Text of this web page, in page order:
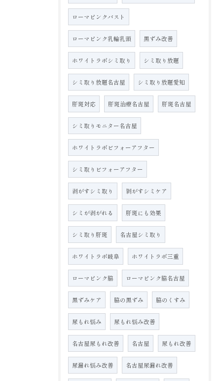
ローマピンクバスト
ローマピンク乳輪乳頭 黒ずみ改善
ホワイトラボシミ取り シミ取り放題
シミ取り放題名古屋 シミ取り放題愛知
肝斑対応 肝斑治療名古屋 肝斑名古屋
シミ取りモニター名古屋
ホワイトラボビフォーアフター
シミ取りビフォーアフター
剥がすシミ取り 剝がすシミケア
シミが剥がれる 肝斑にも効果
シミ取り肝斑 名古屋シミ取り
ホワイトラボ岐阜 ホワイトラボ三重
ローマピンク脇 ローマピンク脇名古屋
黒ずみケア 脇の黒ずみ 脇のくすみ
尿もれ悩み 尿もれ悩み改善
名古屋尿もれ改善 名古屋 尿もれ改善
尿漏れ悩み改善 名古屋尿漏れ改善